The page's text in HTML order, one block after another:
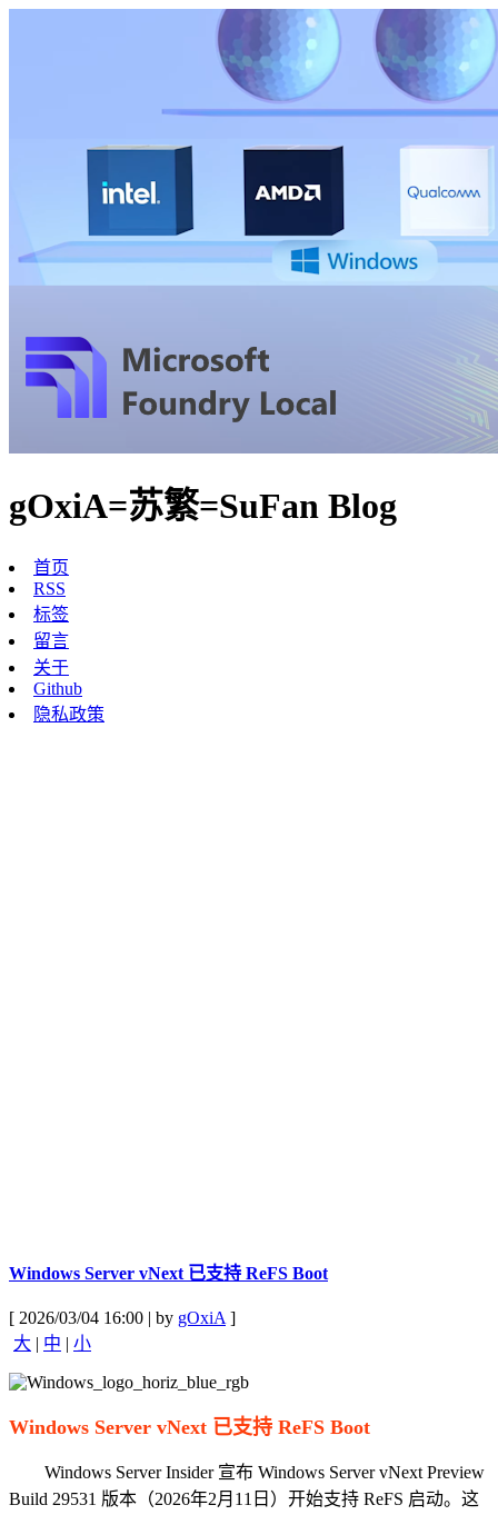
gOxiA=苏繁=SuFan Blog
首页
RSS
标签
留言
关于
Github
隐私政策
Windows Server vNext 已支持 ReFS Boot
[ 2026/03/04 16:00 | by gOxiA]
大 | 中 | 小
Windows Server vNext 已支持 ReFS Boot
Windows Server Insider 宣布 Windows Server vNext Preview
Build 29531 版本（2026年2月11日）开始支持 ReFS 启动。这